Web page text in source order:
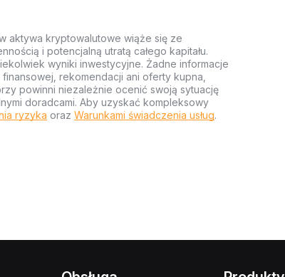
aktywa kryptowalutowe wiąże się ze
i potencjalną utratą całego kapitału.
wyniki inwestycyjne. Żadne informacje
rekomendacji ani oferty kupna,
powinni niezależnie ocenić swoją sytuację
doradcami. Aby uzyskać kompleksowy
ryzyka oraz Warunkami świadczenia usług.